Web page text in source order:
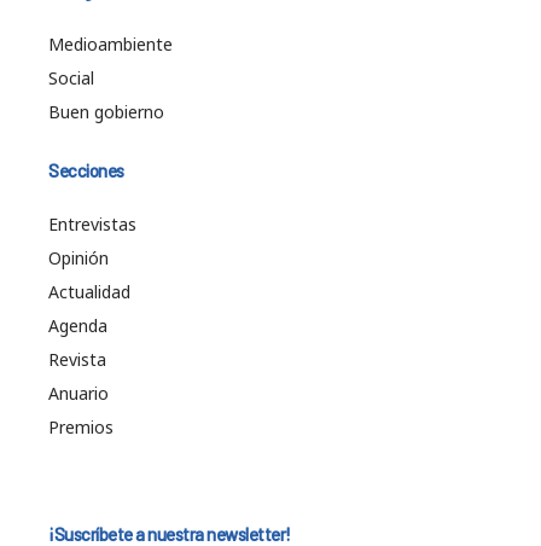
Medioambiente
Social
Buen gobierno
Secciones
Entrevistas
Opinión
Actualidad
Agenda
Revista
Anuario
Premios
¡Suscríbete a nuestra newsletter!